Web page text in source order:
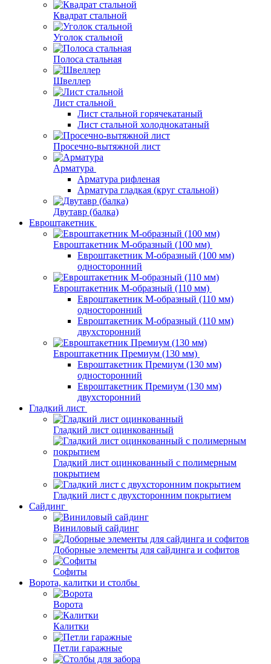
Квадрат стальной
Уголок стальной
Полоса стальная
Швеллер
Лист стальной
Лист стальной горячекатаный
Лист стальной холоднокатаный
Просечно-вытяжной лист
Арматура
Арматура рифленая
Арматура гладкая (круг стальной)
Двутавр (балка)
Евроштакетник
Евроштакетник М-образный (100 мм)
Евроштакетник М-образный (100 мм)
односторонний
Евроштакетник М-образный (110 мм)
Евроштакетник М-образный (110 мм)
односторонний
Евроштакетник М-образный (110 мм)
двухсторонний
Евроштакетник Премиум (130 мм)
Евроштакетник Премиум (130 мм)
односторонний
Евроштакетник Премиум (130 мм)
двухсторонний
Гладкий лист
Гладкий лист оцинкованный
Гладкий лист оцинкованный с полимерным
покрытием
Гладкий лист с двухсторонним покрытием
Сайдинг
Виниловый сайдинг
Доборные элементы для сайдинга и софитов
Софиты
Ворота, калитки и столбы
Ворота
Калитки
Петли гаражные